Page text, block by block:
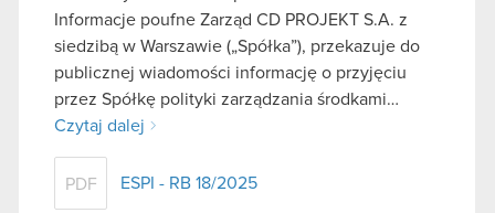
Informacje poufne Zarząd CD PROJEKT S.A. z
siedzibą w Warszawie („Spółka”), przekazuje do
publicznej wiadomości informację o przyjęciu
przez Spółkę polityki zarządzania środkami…
Czytaj dalej
PDF ESPI - RB 18/2025